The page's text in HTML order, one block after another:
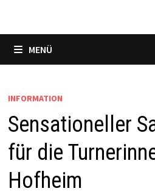
MENÜ
INFORMATION
Sensationeller
für die
Hofheim